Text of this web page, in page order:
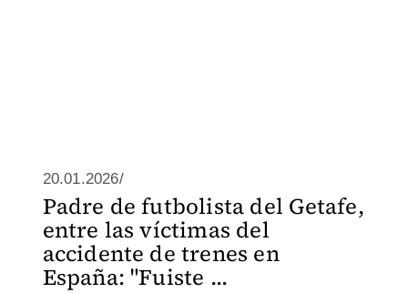
20.01.2026/
Padre de futbolista del Getafe,
entre las víctimas del
accidente de trenes en
España: "Fuiste ...